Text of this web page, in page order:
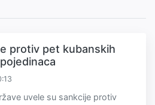
protiv pet kubanskih
uvele su sankcije protiv